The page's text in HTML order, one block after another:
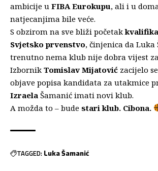
ambicije u FIBA Eurokupu, ali i u
natjecanjima bile veće.
S obzirom na sve bliži početak
Svjetsko prvenstvo, činjenica da Luka
trenutno nema klub nije dobra vijest
Izbornik Tomislav Mijatović zacijelo
objave popisa kandidata za utakmice
Izraela Šamanić imati novi klub.
A možda to – bude stari klub. Cibona.
TAGGED: Luka Šamanić